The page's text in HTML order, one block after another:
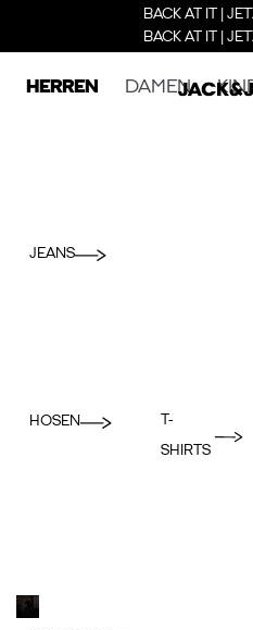
BACK AT IT |
BACK AT IT |
HERREN DAMEN
JEANS
HOSEN
T-
SHIRTS